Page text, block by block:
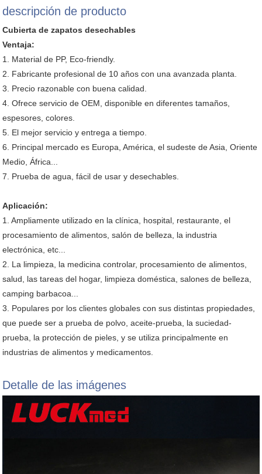
descripción de producto
Cubierta de zapatos desechables
Ventaja:
1. Material de PP, Eco-friendly.
2. Fabricante profesional de 10 años con una avanzada planta.
3. Precio razonable con buena calidad.
4. Ofrece servicio de OEM, disponible en diferentes tamaños,
espesores, colores.
5. El mejor servicio y entrega a tiempo.
6. Principal mercado es Europa, América, el sudeste de Asia, Oriente
Medio, África...
7. Prueba de agua, fácil de usar y desechables.
Aplicación:
1. Ampliamente utilizado en la clínica, hospital, restaurante, el
procesamiento de alimentos, salón de belleza, la industria
electrónica, etc...
2. La limpieza, la medicina controlar, procesamiento de alimentos,
salud, las tareas del hogar, limpieza doméstica, salones de belleza,
camping barbacoa...
3. Populares por los clientes globales con sus distintas propiedades,
que puede ser a prueba de polvo, aceite-prueba, la suciedad-
prueba, la protección de pieles, y se utiliza principalmente en
industrias de alimentos y medicamentos.
Detalle de las imágenes